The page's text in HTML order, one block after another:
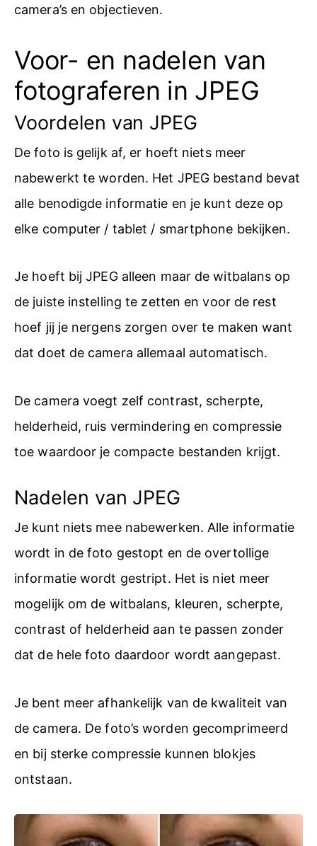
camera’s en objectieven.
Voor- en nadelen van
fotograferen in JPEG
Voordelen van JPEG
De foto is gelijk af, er hoeft niets meer
nabewerkt te worden. Het JPEG bestand bevat
alle benodigde informatie en je kunt deze op
elke computer / tablet / smartphone bekijken.
Je hoeft bij JPEG alleen maar de witbalans op
de juiste instelling te zetten en voor de rest
hoef jij je nergens zorgen over te maken want
dat doet de camera allemaal automatisch.
De camera voegt zelf contrast, scherpte,
helderheid, ruis vermindering en compressie
toe waardoor je compacte bestanden krijgt.
Nadelen van JPEG
Je kunt niets mee nabewerken. Alle informatie
wordt in de foto gestopt en de overtollige
informatie wordt gestript. Het is niet meer
mogelijk om de witbalans, kleuren, scherpte,
contrast of helderheid aan te passen zonder
dat de hele foto daardoor wordt aangepast.
Je bent meer afhankelijk van de kwaliteit van
de camera. De foto’s worden gecomprimeerd
en bij sterke compressie kunnen blokjes
ontstaan.